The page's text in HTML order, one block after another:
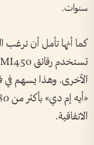
سنوات.
كما أنها تأمل أن ترغب
الأخرى. وهذا يسهم في
الاتفاقية.